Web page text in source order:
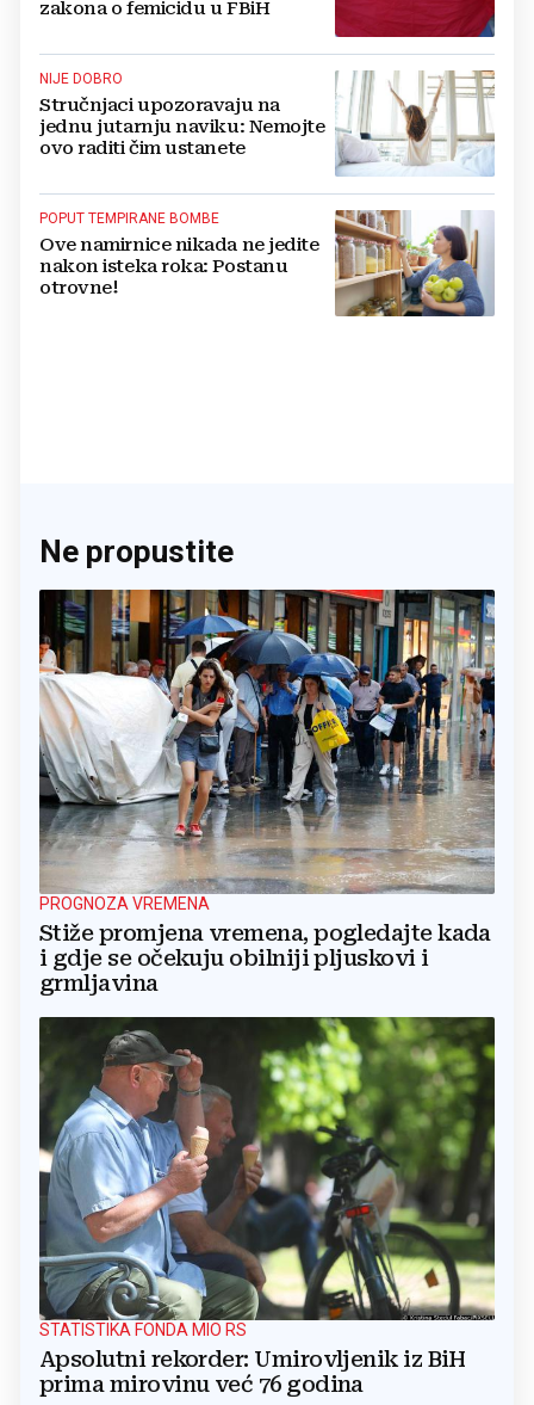
zakona o femicidu u FBiH
NIJE DOBRO
Stručnjaci upozoravaju na
jednu jutarnju naviku: Nemojte
ovo raditi čim ustanete
POPUT TEMPIRANE BOMBE
Ove namirnice nikada ne jedite
nakon isteka roka: Postanu
otrovne!
Ne propustite
PROGNOZA VREMENA
Stiže promjena vremena, pogledajte kada
i gdje se očekuju obilniji pljuskovi i
grmljavina
STATISTIKA FONDA MIO RS
Apsolutni rekorder: Umirovljenik iz BiH
prima mirovinu već 76 godina